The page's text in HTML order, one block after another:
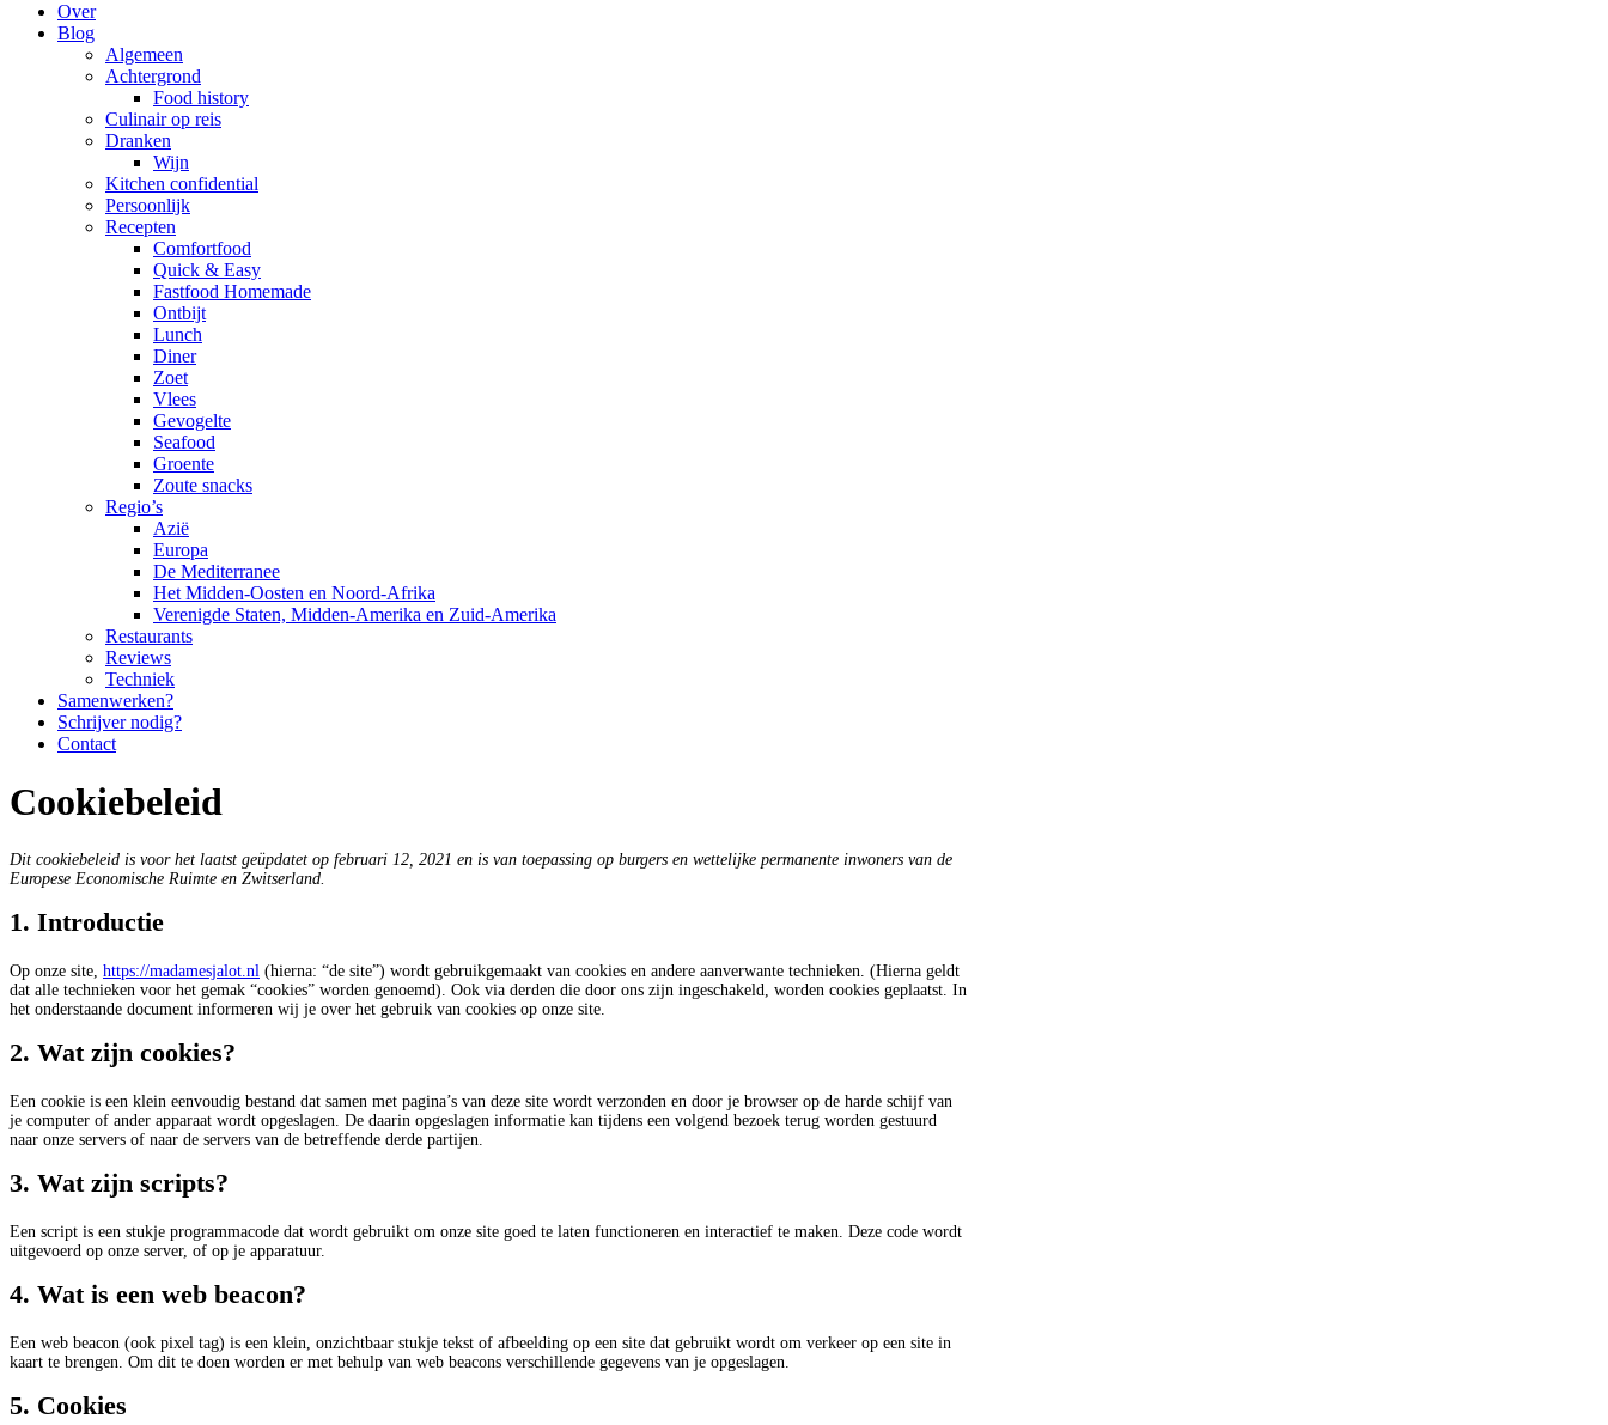
Over
Blog
Algemeen
Achtergrond
Food history
Culinair op reis
Dranken
Wijn
Kitchen confidential
Persoonlijk
Recepten
Comfortfood
Quick & Easy
Fastfood Homemade
Ontbijt
Lunch
Diner
Zoet
Vlees
Gevogelte
Seafood
Groente
Zoute snacks
Regio’s
Azië
Europa
De Mediterranee
Het Midden-Oosten en Noord-Afrika
Verenigde Staten, Midden-Amerika en Zuid-Amerika
Restaurants
Reviews
Techniek
Samenwerken?
Schrijver nodig?
Contact
Cookiebeleid
Dit cookiebeleid is voor het laatst geüpdatet op februari 12, 2021 en is van toepassing op burgers en wettelijke permanente inwoners van de
Europese Economische Ruimte en Zwitserland.
1. Introductie
Op onze site, https://madamesjalot.nl (hierna: “de site”) wordt gebruikgemaakt van cookies en andere aanverwante technieken. (Hierna geldt
dat alle technieken voor het gemak “cookies” worden genoemd). Ook via derden die door ons zijn ingeschakeld, worden cookies geplaatst. In
het onderstaande document informeren wij je over het gebruik van cookies op onze site.
2. Wat zijn cookies?
Een cookie is een klein eenvoudig bestand dat samen met pagina’s van deze site wordt verzonden en door je browser op de harde schijf van
je computer of ander apparaat wordt opgeslagen. De daarin opgeslagen informatie kan tijdens een volgend bezoek terug worden gestuurd
naar onze servers of naar de servers van de betreffende derde partijen.
3. Wat zijn scripts?
Een script is een stukje programmacode dat wordt gebruikt om onze site goed te laten functioneren en interactief te maken. Deze code wordt
uitgevoerd op onze server, of op je apparatuur.
4. Wat is een web beacon?
Een web beacon (ook pixel tag) is een klein, onzichtbaar stukje tekst of afbeelding op een site dat gebruikt wordt om verkeer op een site in
kaart te brengen. Om dit te doen worden er met behulp van web beacons verschillende gegevens van je opgeslagen.
5. Cookies